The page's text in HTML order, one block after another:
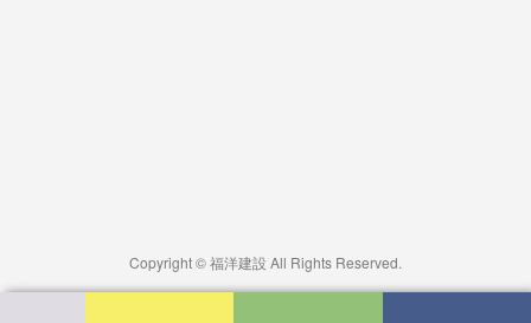
Copyright © 福洋建設 All Rights Reserved.